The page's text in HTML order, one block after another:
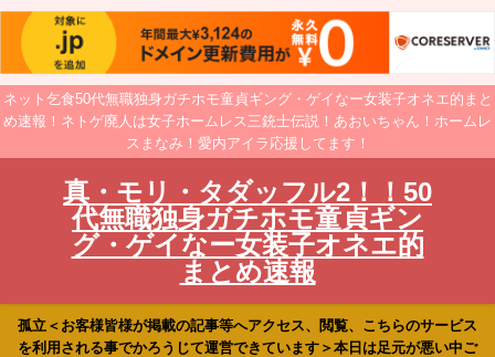
ネット乞食50代無職独身ガチホモ童貞ギング・ゲイなー女装子オネエ的まと
め速報！ネトゲ廃人は女子ホームレス三銃士伝説！あおいちゃん！ホームレ
スまなみ！愛内アイラ応援してます！
真・モリ・タダッフル2！！50
代無職独身ガチホモ童貞ギン
グ・ゲイなー女装子オネエ的
まとめ速報
孤立＜お客様皆様が掲載の記事等へアクセス、閲覧、こちらのサービス
を利用される事でかろうじて運営できています＞本日は足元が悪い中ご